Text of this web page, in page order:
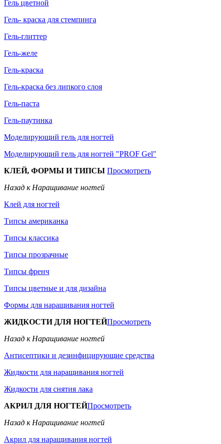
Гель цветной
Гель- краска для стемпинга
Гель-глиттер
Гель-желе
Гель-краска
Гель-краска без липкого слоя
Гель-паста
Гель-паутинка
Моделирующий гель для ногтей
Моделирующий гель для ногтей "PROF Gel"
КЛЕЙ, ФОРМЫ И ТИПСЫ Просмотреть
Назад к Наращивание ногтей
Клей для ногтей
Типсы американка
Типсы классика
Типсы прозрачные
Типсы френч
Типсы цветные и для дизайна
Формы для наращивания ногтей
ЖИДКОСТИ ДЛЯ НОГТЕЙПросмотреть
Назад к Наращивание ногтей
Антисептики и дезинфицирующие средства
Жидкости для наращивания ногтей
Жидкости для снятия лака
АКРИЛ ДЛЯ НОГТЕЙПросмотреть
Назад к Наращивание ногтей
Акрил для наращивания ногтей